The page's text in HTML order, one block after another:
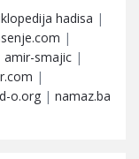
hadisa |
|
amir-smajic |
|
o.org | namaz.ba